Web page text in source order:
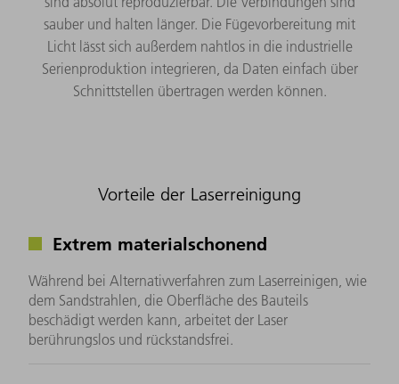
sauber und halten länger. Die Fügevorbereitung mit
Licht lässt sich außerdem nahtlos in die industrielle
Serienproduktion integrieren, da Daten einfach über
Schnittstellen übertragen werden können.
Vorteile der Laserreinigung
Extrem materialschonend
Während bei Alternativverfahren zum Laserreinigen, wie
dem Sandstrahlen, die Oberfläche des Bauteils
beschädigt werden kann, arbeitet der Laser
berührungslos und rückstandsfrei.